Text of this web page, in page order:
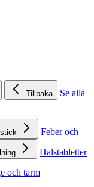
Tillbaka
Se alla
Feber och
Halstabletter
och tarm